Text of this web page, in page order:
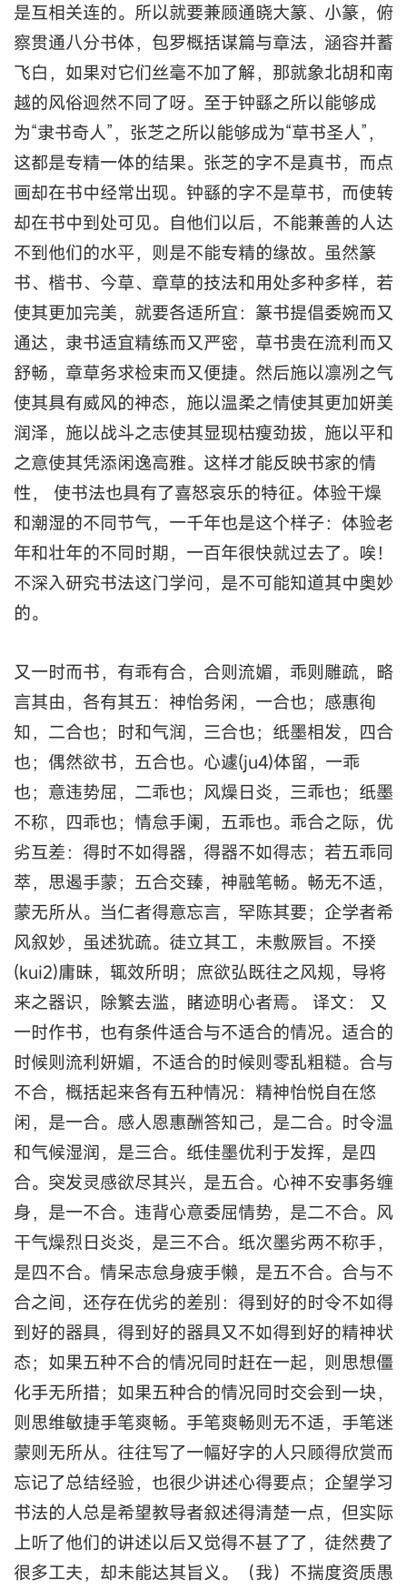
是互相关连的。所以就要兼顾通晓大篆、小篆，俯
察贯通八分书体，包罗概括谋篇与章法，涵容并蓄
飞白，如果对它们丝毫不加了解，那就象北胡和南
越的风俗迥然不同了呀。至于钟繇之所以能够成
为“隶书奇人”，张芝之所以能够成为“草书圣人”，
这都是专精一体的结果。张芝的字不是真书，而点
画却在书中经常出现。钟繇的字不是草书，而使转
却在书中到处可见。自他们以后，不能兼善的人达
不到他们的水平，则是不能专精的缘故。虽然篆
书、楷书、今草、章草的技法和用处多种多样，若
使其更加完美，就要各适所宜：篆书提倡委婉而又
通达，隶书适宜精练而又严密，草书贵在流利而又
舒畅，章草务求检束而又便捷。然后施以凛冽之气
使其具有威风的神态，施以温柔之情使其更加妍美
润泽，施以战斗之志使其显现枯瘦劲拔，施以平和
之意使其凭添闲逸高雅。这样才能反映书家的情
性， 使书法也具有了喜怒哀乐的特征。体验干燥
和潮湿的不同节气，一千年也是这个样子：体验老
年和壮年的不同时期，一百年很快就过去了。唉！
不深入研究书法这门学问，是不可能知道其中奥妙
的。
又一时而书，有乖有合，合则流媚，乖则雕疏，略
言其由，各有其五：神怡务闲，一合也；感惠徇
知，二合也；时和气润，三合也；纸墨相发，四合
也；偶然欲书，五合也。心遽(ju4)体留，一乖
也；意违势屈，二乖也；风燥日炎，三乖也；纸墨
不称，四乖也；情怠手阑，五乖也。乖合之际，优
劣互差：得时不如得器，得器不如得志；若五乖同
萃，思遏手蒙；五合交臻，神融笔畅。畅无不适，
蒙无所从。当仁者得意忘言，罕陈其要；企学者希
风叙妙，虽述犹疏。徒立其工，未敷厥旨。不揆
(kui2)庸昧，辄效所明；庶欲弘既往之风规，导将
来之器识，除繁去滥，睹迹明心者焉。 译文： 又
一时作书，也有条件适合与不适合的情况。适合的
时候则流利妍媚，不适合的时候则零乱粗糙。合与
不合，概括起来各有五种情况：精神怡悦自在悠
闲，是一合。感人恩惠酬答知己，是二合。时令温
和气候湿润，是三合。纸佳墨优利于发挥，是四
合。突发灵感欲尽其兴，是五合。心神不安事务缠
身，是一不合。违背心意委屈情势，是二不合。风
干气燥烈日炎炎，是三不合。纸次墨劣两不称手，
是四不合。情呆志怠身疲手懒，是五不合。合与不
合之间，还存在优劣的差别：得到好的时令不如得
到好的器具，得到好的器具又不如得到好的精神状
态；如果五种不合的情况同时赶在一起，则思想僵
化手无所措；如果五种合的情况同时交会到一块，
则思维敏捷手笔爽畅。手笔爽畅则无不适，手笔迷
蒙则无所从。往往写了一幅好字的人只顾得欣赏而
忘记了总结经验，也很少讲述心得要点；企望学习
书法的人总是希望教导者叙述得清楚一点，但实际
上听了他们的讲述以后又觉得不甚了了，徒然费了
很多工夫，却未能达其旨义。（我）不揣度资质愚